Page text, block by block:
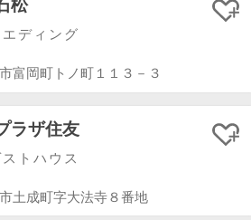
松
ディング
富岡町トノ町１１３－３
ラザ住友
トハウス
土成町字大法寺８番地